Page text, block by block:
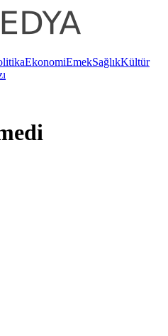
EkonomiEmekSağlıkKültür